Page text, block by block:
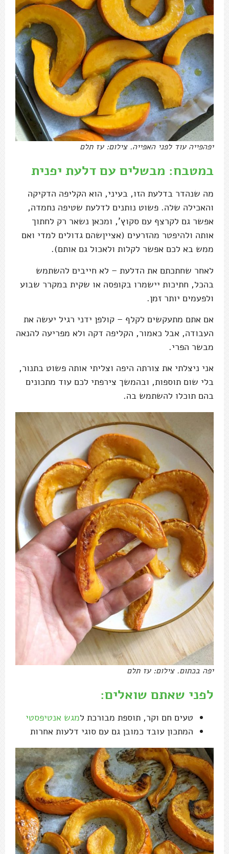
יפהפייה עוד לפני האפייה. צילום: עז תלם
במטבח: מבשלים עם דלעת יפנית
מה שנהדר בדלעת הזו, בעיני, הוא הקליפה הדקיקה
והאכילה שלה. פשוט נותנים לדלעת שטיפה נחמדה,
אפשר גם לקרצף עם סקוץ', ומכאן נשאר רק לחתוך
אותה ולהיפטר מהזרעים (אצייןשהם גדולים למדי ואם
ממש בא לכם אפשר לקלות ולאכול גם אותם).
לאחר שחתכתם את הדלעת – לא חייבים להשתמש
בהכל, חתיכות יישמרו בקופסה או שקית במקרר שבוע
ולפעמים יותר זמן.
אם אתם מתעקשים לקלף – קולפן ידני רגיל יעשה את
העבודה, אבל כאמור, הקליפה דקה ולא מפריעה להנאה
מבשר הפרי.
אני ניצלתי את צורתה היפה וצליתי אותה פשוט בתנור,
בלי שום תוספות, ובהמשך צירפתי לכם עוד מתכונים
בהם תוכלו להשתמש בה.
יפה בכתום. צילום: עז תלם
לפני שאתם שואלים:
טעים חם וקר, תוספת מבורכת למגש אנטיפסטי
המתכון עובד כמובן גם עם סוגי דלעות אחרות